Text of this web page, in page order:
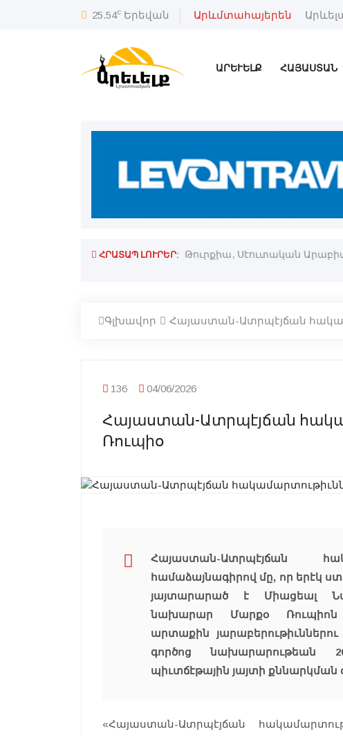
25.54c Երեվան Արևմտահայերեն
ԱՐԵՒԵԼՔ ՀԱՅԱՍՏԱՆ
ՀՐԱՏԱՊ ԼՈՒՐԵՐ:
պիտի շարժին դէպի Էջմիածին. Թուրքիա, Սէուտական
Գլխավոր Հայաստան-Ատրպէյճան
136 04/06/2026
Հայաստան-Ատրպէյճան
Ռուպիօ
Հայաստան-Ատրպէյճան
համաձայնագիրով մը, որ երէկ
յայտարարած է Միացեալ
նախարար Մարքօ Ռուպիոն
արտաքին
գործոց նախարարութեան
պիւտճէթային յայտի
«Հայաստան-Ատրպէյճան